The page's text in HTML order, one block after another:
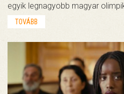
egyik legnagyobb magyar
TOVÁBB